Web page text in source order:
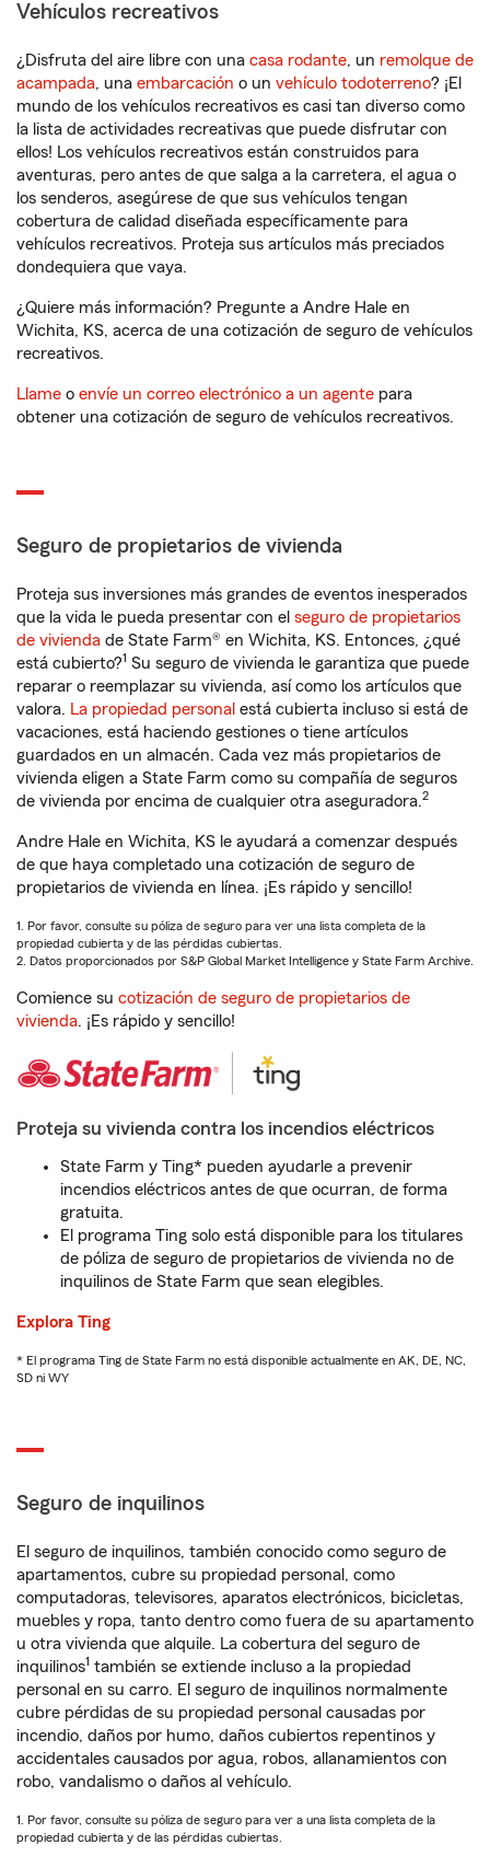
Vehículos recreativos
¿Disfruta del aire libre con una casa rodante, un remolque de
acampada, una embarcación o un vehículo todoterreno? ¡El
mundo de los vehículos recreativos es casi tan diverso como
la lista de actividades recreativas que puede disfrutar con
ellos! Los vehículos recreativos están construidos para
aventuras, pero antes de que salga a la carretera, el agua o
los senderos, asegúrese de que sus vehículos tengan
cobertura de calidad diseñada específicamente para
vehículos recreativos. Proteja sus artículos más preciados
dondequiera que vaya.
¿Quiere más información? Pregunte a Andre Hale en
Wichita, KS, acerca de una cotización de seguro de vehículos
recreativos.
Llame o envíe un correo electrónico a un agente para
obtener una cotización de seguro de vehículos recreativos.
Seguro de propietarios de vivienda
Proteja sus inversiones más grandes de eventos inesperados
que la vida le pueda presentar con el seguro de propietarios
de vivienda de State Farm® en Wichita, KS. Entonces, ¿qué
está cubierto?1 Su seguro de vivienda le garantiza que puede
reparar o reemplazar su vivienda, así como los artículos que
valora. La propiedad personal está cubierta incluso si está de
vacaciones, está haciendo gestiones o tiene artículos
guardados en un almacén. Cada vez más propietarios de
vivienda eligen a State Farm como su compañía de seguros
de vivienda por encima de cualquier otra aseguradora.2
Andre Hale en Wichita, KS le ayudará a comenzar después
de que haya completado una cotización de seguro de
propietarios de vivienda en línea. ¡Es rápido y sencillo!
1. Por favor, consulte su póliza de seguro para ver una lista completa de la
propiedad cubierta y de las pérdidas cubiertas.
2. Datos proporcionados por S&P Global Market Intelligence y State Farm Archive.
Comience su cotización de seguro de propietarios de
vivienda. ¡Es rápido y sencillo!
Proteja su vivienda contra los incendios eléctricos
State Farm y Ting* pueden ayudarle a prevenir
incendios eléctricos antes de que ocurran, de forma
gratuita.
El programa Ting solo está disponible para los titulares
de póliza de seguro de propietarios de vivienda no de
inquilinos de State Farm que sean elegibles.
Explora Ting
* El programa Ting de State Farm no está disponible actualmente en AK, DE, NC,
SD ni WY
Seguro de inquilinos
El seguro de inquilinos, también conocido como seguro de
apartamentos, cubre su propiedad personal, como
computadoras, televisores, aparatos electrónicos, bicicletas,
muebles y ropa, tanto dentro como fuera de su apartamento
u otra vivienda que alquile. La cobertura del seguro de
inquilinos1 también se extiende incluso a la propiedad
personal en su carro. El seguro de inquilinos normalmente
cubre pérdidas de su propiedad personal causadas por
incendio, daños por humo, daños cubiertos repentinos y
accidentales causados por agua, robos, allanamientos con
robo, vandalismo o daños al vehículo.
1. Por favor, consulte su póliza de seguro para ver a una lista completa de la
propiedad cubierta y de las pérdidas cubiertas.